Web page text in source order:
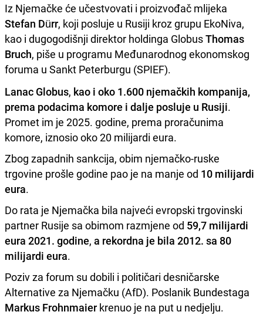
Iz Njemačke će učestvovati i proizvođač mlijeka
Stefan Dürr, koji posluje u Rusiji kroz grupu EkoNiva,
kao i dugogodišnji direktor holdinga GlobusThomas
Bruch, piše u programu Međunarodnog ekonomskog
foruma u Sankt Peterburgu (SPIEF).
Lanac Globus, kao i oko 1.600 njemačkih kompanija,
prema podacima komore i dalje posluje u Rusiji.
Promet im je 2025. godine, prema proračunima
komore, iznosio oko 20 milijardi eura.
Zbog zapadnih sankcija, obim njemačko-ruske
trgovine prošle godine pao je na manje od 10 milijardi
eura.
Do rata je Njemačka bila najveći evropski trgovinski
partner Rusije sa obimom razmjene od 59,7 milijardi
eura 2021. godine, a rekordna je bila 2012. sa 80
milijardi eura.
Poziv za forum su dobili i političari desničarske
Alternative za Njemačku (AfD). Poslanik Bundestaga
Markus Frohnmaier krenuo je na put u nedjelju.